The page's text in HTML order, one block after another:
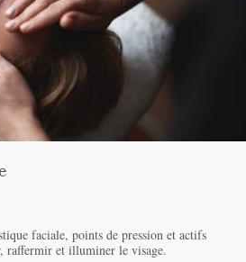
faciale, points de pression et actifs
raffermir et illuminer le visage.